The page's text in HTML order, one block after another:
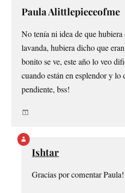
Paula Alittlepieceofme
No tenía ni idea de que hubiera
lavanda, hubiera dicho que
bonito se ve, este año lo veo
cuando están en esplendor y
pendiente, bss!
Ishtar
Gracias por comentar Paula!